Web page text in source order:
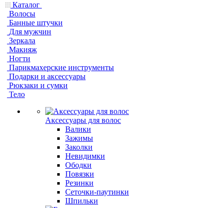
Каталог
Волосы
Банные штучки
Для мужчин
Зеркала
Макияж
Ногти
Парикмахерские инструменты
Подарки и аксессуары
Рюкзаки и сумки
Тело
Аксессуары для волос
Валики
Зажимы
Заколки
Невидимки
Ободки
Повязки
Резинки
Сеточки-паутинки
Шпильки